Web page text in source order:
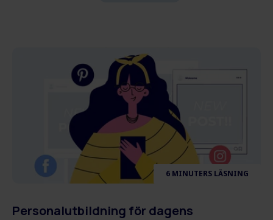
6 MINUTERS LÄSNING
Personalutbildning för dagens